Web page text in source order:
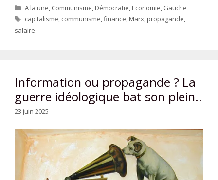
Catégories
A la une, Communisme,Démocratie,Economie, Gauche
Étiquettes
capitalisme, communisme,finance,Marx,propagande,
salaire
Information ou propagande ? La
guerre idéologique bat son plein..
23 juin 2025